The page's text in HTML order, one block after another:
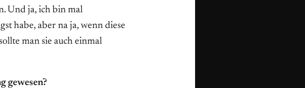
Und ja, ich bin mal
habe, aber na ja, wenn diese
man sie auch einmal
gewesen?